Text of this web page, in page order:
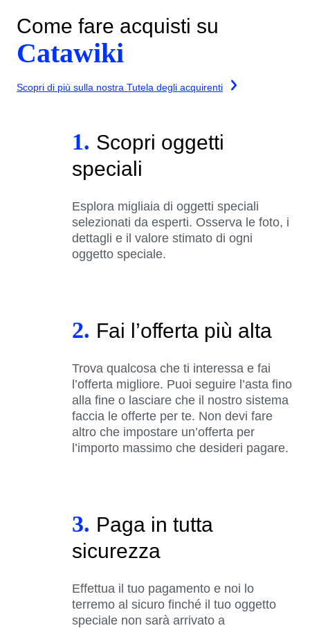
Come fare acquisti su
Catawiki
Scopri di più sulla nostra Tutela degli acquirenti
1. Scopri oggetti
speciali
Esplora migliaia di oggetti speciali
selezionati da esperti. Osserva le foto, i
dettagli e il valore stimato di ogni
oggetto speciale.
2. Fai l’offerta più alta
Trova qualcosa che ti interessa e fai
l’offerta migliore. Puoi seguire l’asta fino
alla fine o lasciare che il nostro sistema
faccia le offerte per te. Non devi fare
altro che impostare un’offerta per
l’importo massimo che desideri pagare.
3. Paga in tutta
sicurezza
Effettua il tuo pagamento e noi lo
terremo al sicuro finché il tuo oggetto
speciale non sarà arrivato a